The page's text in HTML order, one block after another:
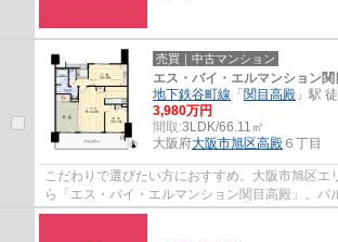
売買｜中古マンション
エス・バイ・エルマンション関
地下鉄谷町線 「 関目高殿 」駅
3,980万円
間取:3LDK/66.11㎡
大阪府大阪市旭区高殿 ６丁目
こだわりで選びたい方におすすめ。大阪市旭区エ
ら「エス・バイ・エルマンション関目高殿」。バ
平米の物件です。開放感のある間取りの3LDK...